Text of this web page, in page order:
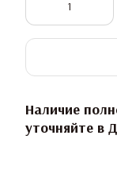
Наличие
уточняйте в